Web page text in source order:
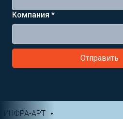
ИНФРА-АРТ
Компания *
Отправить